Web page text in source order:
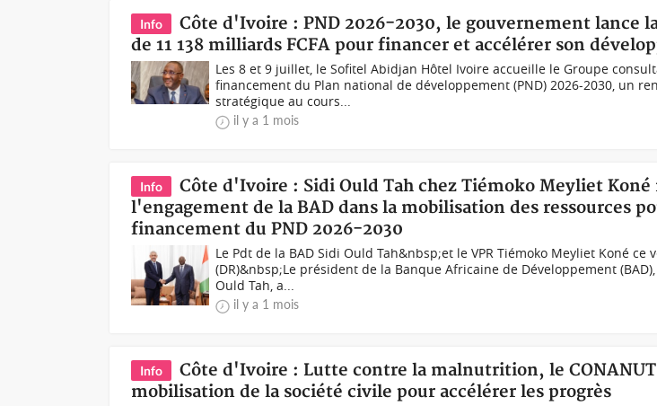
Info
Côte d'Ivoire : PND 2026-2030, le gouvernement lance
de 11 138 milliards FCFA pour financer et accélérer son
Les 8 et 9 juillet, le Sofitel Abidjan Hôtel Ivoire accueille le Groupe
financement du Plan national de développement (PND) 2026-2030, un
stratégique au cours...
il y a 1 mois
Info
Côte d'Ivoire : Sidi Ould Tah chez Tiémoko Meyliet
l'engagement de la BAD dans la mobilisation des ressources
financement du PND 2026-2030
Le Pdt de la BAD Sidi Ould Tah&nbsp;et le VPR Tiémoko Meyliet Koné ce
(DR)&nbsp;Le président de la Banque Africaine de Développement
Ould Tah, a...
il y a 1 mois
Info
Côte d'Ivoire : Lutte contre la malnutrition, le
mobilisation de la société civile pour accélérer les progrès